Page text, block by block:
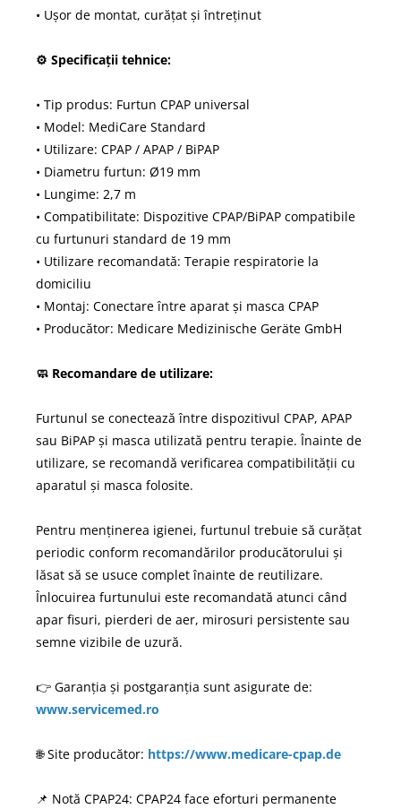
• Ușor de montat, curățat și întreținut
⚙️ Specificații tehnice:
• Tip produs: Furtun CPAP universal
• Model: MediCare Standard
• Utilizare: CPAP / APAP / BiPAP
• Diametru furtun: Ø19 mm
• Lungime: 2,7 m
• Compatibilitate: Dispozitive CPAP/BiPAP compatibile
cu furtunuri standard de 19 mm
• Utilizare recomandată: Terapie respiratorie la
domiciliu
• Montaj: Conectare între aparat și masca CPAP
• Producător: Medicare Medizinische Geräte GmbH
🧼 Recomandare de utilizare:
Furtunul se conectează între dispozitivul CPAP, APAP
sau BiPAP și masca utilizată pentru terapie. Înainte de
utilizare, se recomandă verificarea compatibilității cu
aparatul și masca folosite.
Pentru menținerea igienei, furtunul trebuie să curățat
periodic conform recomandărilor producătorului și
lăsat să se usuce complet înainte de reutilizare.
Înlocuirea furtunului este recomandată atunci când
apar fisuri, pierderi de aer, mirosuri persistente sau
semne vizibile de uzură.
👉 Garanția și postgaranția sunt asigurate de:
www.servicemed.ro
🌐 Site producător: https://www.medicare-cpap.de
📌 Notă CPAP24: CPAP24 face eforturi permanente